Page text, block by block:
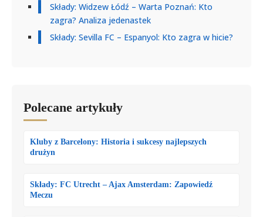
Składy: Widzew Łódź – Warta Poznań: Kto
zagra? Analiza jedenastek
Składy: Sevilla FC – Espanyol: Kto zagra w hicie?
Polecane artykuły
Kluby z Barcelony: Historia i sukcesy najlepszych
drużyn
Składy: FC Utrecht – Ajax Amsterdam: Zapowiedź
Meczu